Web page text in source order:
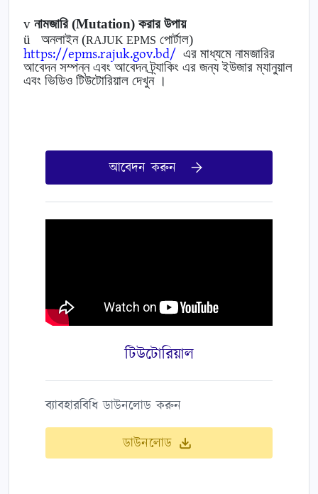
v নামজারি (Mutation) করার উপায়
ü
অনলাইন (RAJUK EPMS পোর্টাল)
https://epms.rajuk.gov.bd/ এর মাধ্যমে নামজারির
আবেদন সম্পন্ন এবং আবেদন ট্র্যাকিং এর জন্য ইউজার ম্যানুয়াল
এবং ভিডিও টিউটোরিয়াল দেখুন।
আবেদন করুন
টিউটোরিয়াল
ব্যাবহারবিধি ডাউনলোড করুন
ডাউনলোড